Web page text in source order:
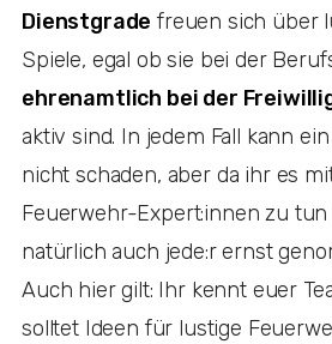
Dienstgrade freuen sich über
Spiele, egal ob sie bei der
ehrenamtlich bei der
aktiv sind. In jedem Fall kann
nicht schaden, aber da ihr es
Feuerwehr-Expert:innen zu
natürlich auch jede:r ernst
Auch hier gilt: Ihr kennt euer
solltet Ideen für lustige